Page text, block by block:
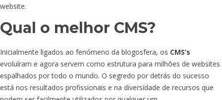
website.
Qual o melhor CMS?
Inicialmente ligados ao fenómeno da blogosfera, os CMS’s
evoluíram e agora servem como estrutura para milhões de websites
espalhados por todo o mundo. O segredo por detrás do sucesso
está nos resultados profissionais e na diversidade de recursos que